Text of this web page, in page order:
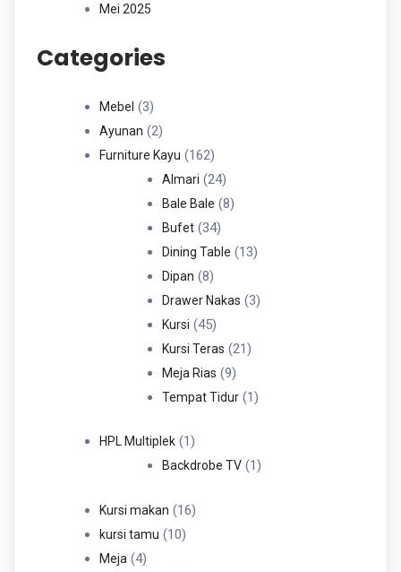
Mei 2025
Categories
Mebel 33
Produk
Ayunan 22
Produk
Furniture Kayu 162162
Produk
Almari 2424
Produk
Bale Bale 88
Bufet 3434
Produk
Dining Table 1313
Dipan 88
Produk
Drawer Nakas 33
Kursi 4545
Produk
Kursi Teras 2121
Meja Rias 99
Produk
Tempat Tidur 11
HPL Multiplek 11
Produk
Backdrobe TV 11
Kursi makan 1616
kursi tamu 1010
Meja 44